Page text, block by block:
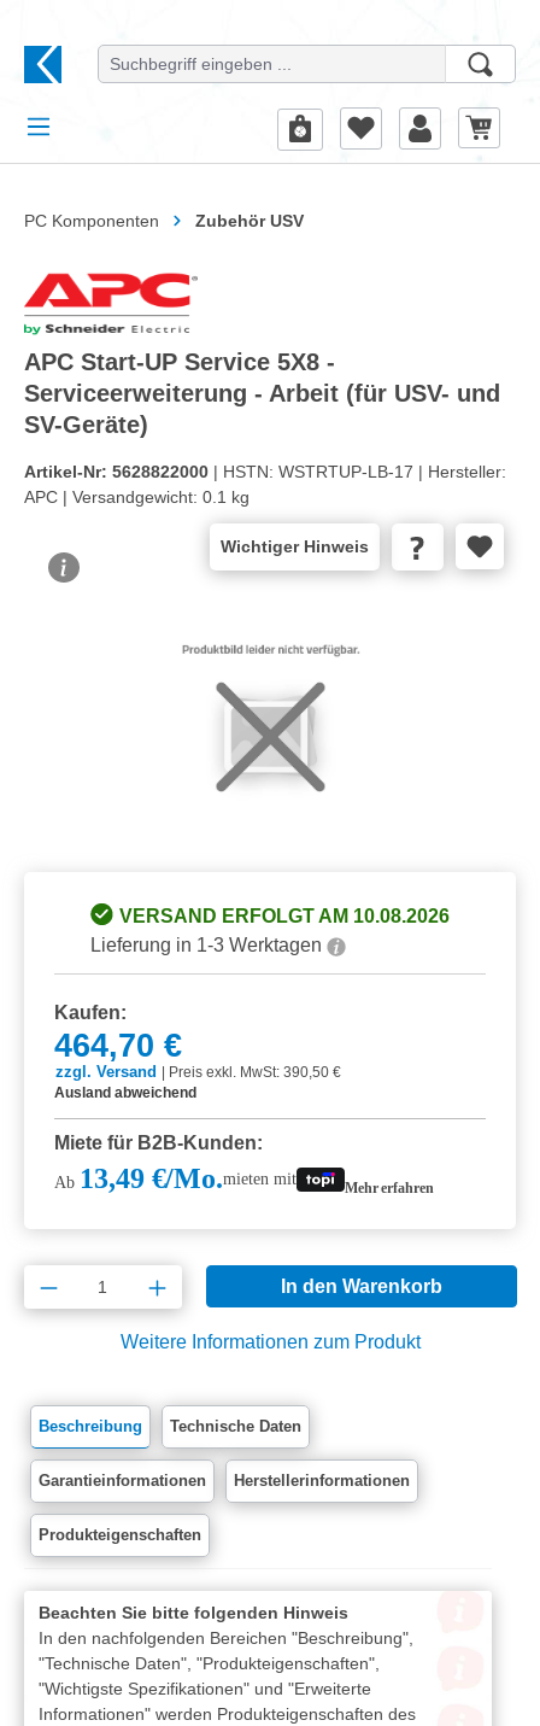
PC Komponenten Zubehör USV
APC Start-UP Service 5X8 -
Serviceerweiterung - Arbeit (für USV- und
SV-Geräte)
Artikel-Nr: 5628822000 | HSTN: WSTRTUP-LB-17 | Hersteller:
APC | Versandgewicht: 0.1 kg
Wichtiger Hinweis
VERSAND ERFOLGT AM 10.08.2026
Lieferung in 1-3 Werktagen
Kaufen:
464,70 €
zzgl. Versand
Preis exkl. MwSt: 390,50 €
Ausland abweichend
Miete für B2B-Kunden:
Ab 13,49 €/Mo.mieten mit Mehr erfahren
Produkt Anzahl: Gib den gewünschten
In den Warenkorb
Weitere Informationen zum Produkt
Beschreibung Technische Daten
Garantieinformationen Herstellerinformationen
Produkteigenschaften
Beachten Sie bitte folgenden Hinweis
In den nachfolgenden Bereichen "Beschreibung",
"Technische Daten", "Produkteigenschaften",
"Wichtigste Spezifikationen" und "Erweiterte
Informationen" werden Produkteigenschaften des